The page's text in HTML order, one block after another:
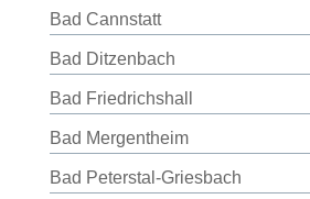
Bad Cannstatt
Bad Ditzenbach
Bad Friedrichshall
Bad Mergentheim
Bad Peterstal-Griesbach